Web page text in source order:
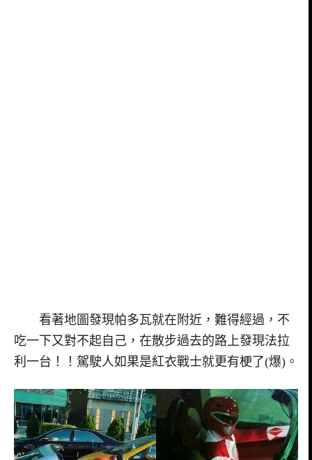
看著地圖發現帕多瓦就在附近，難得經過，不
吃一下又對不起自己，在散步過去的路上發現法拉
利一台！！駕駛人如果是紅衣戰士就更有梗了(爆)。